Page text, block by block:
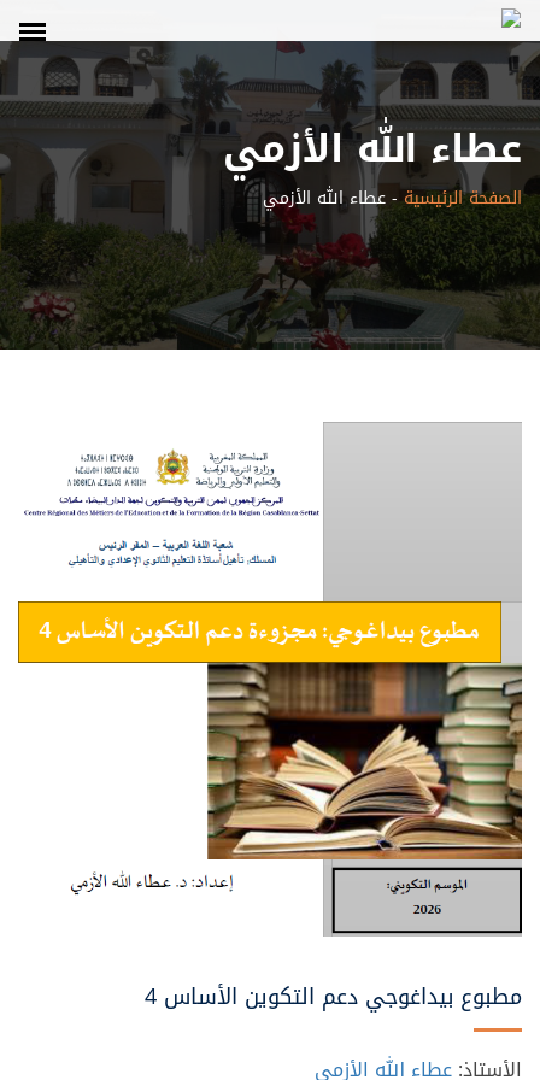
عطاء الله الأزمي
الصفحة الرئيسية-عطاء الله الأزمي
مطبوع بيداغوجي دعم التكوين الأساس 4
الأستاذ:عطاء الله الأزمي